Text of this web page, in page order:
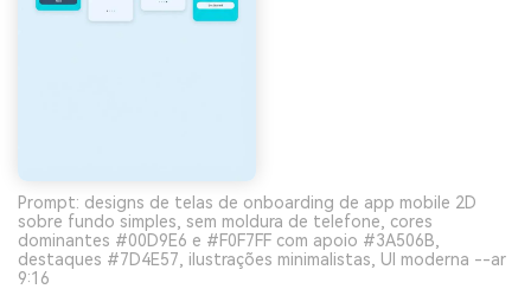
Prompt: designs de telas de onboarding de app mobile 2D
sobre fundo simples, sem moldura de telefone, cores
dominantes #00D9E6 e #F0F7FF com apoio #3A506B,
destaques #7D4E57, ilustrações minimalistas, UI moderna --ar
9:16